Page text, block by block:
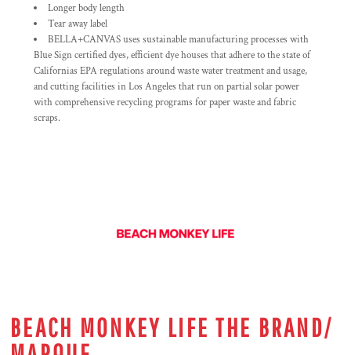
Longer body length
Tear away label
BELLA+CANVAS uses sustainable manufacturing processes with
Blue Sign certified dyes, efficient dye houses that adhere to the state of
Californias EPA regulations around waste water treatment and usage,
and cutting facilities in Los Angeles that run on partial solar power
with comprehensive recycling programs for paper waste and fabric
scraps.
BEACH MONKEY LIFE THE BRAND/